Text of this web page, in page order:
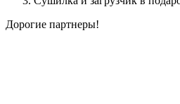
Дорогие партнеры!